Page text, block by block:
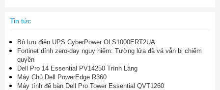
Tin tức
Bộ lưu điện UPS CyberPower OLS1000ERT2UA
Fortinet dính zero-day nguy hiểm: Tường lửa đã vá vẫn bị chiếm
quyền
Dell Pro 14 Essential PV14250 Trình Làng
Máy Chủ Dell PowerEdge R360
Máy tính để bàn Dell Pro Tower Essential QVT1260